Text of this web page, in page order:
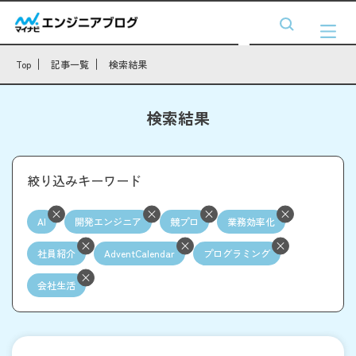
Top 記事一覧 検索結果
検索結果
絞り込みキーワード
AI 開発エンジニア 競プロ 業務効率化
社員紹介 AdventCalendar プログラミング
会社生活